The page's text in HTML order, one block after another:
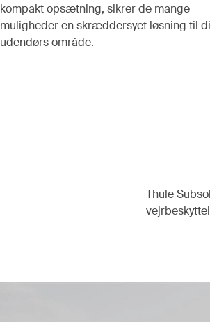
kompakt opsætning, sikrer de mange
muligheder en skræddersyet løsning til
udendørs område.
Thule